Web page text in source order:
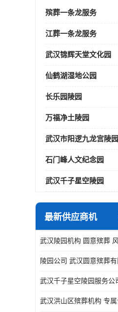
殡葬一条龙服务
江葬一条龙服务
武汉锦辉天堂文化园
仙鹤湖湿地公园
长乐园陵园
万福净土陵园
武汉市阳逻九龙宫陵园
石门峰人文纪念园
武汉千子星空陵园
最新供应商机